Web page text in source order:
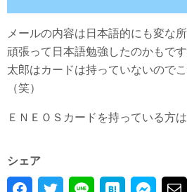
メールの内容は日本語的にも変な
頑張って日本語勉強したのかもで
太郎はカードは持っていないので
（笑）
ＥＮＥＯＳカードを持っている方
シェア